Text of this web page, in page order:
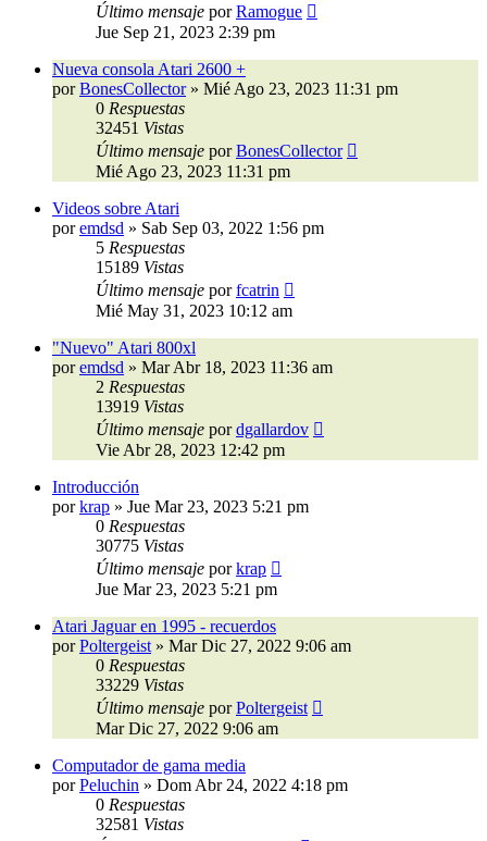
Último mensaje porRamogue
Jue Sep 21, 2023 2:39 pm
Nueva consola Atari 2600 +
porBonesCollector» Mié Ago 23, 2023 11:31 pm
0 Respuestas
32451 Vistas
Último mensaje porBonesCollector
Mié Ago 23, 2023 11:31 pm
Videos sobre Atari
poremdsd » Sab Sep 03, 2022 1:56 pm
5 Respuestas
15189 Vistas
Último mensaje porfcatrin
Mié May 31, 2023 10:12 am
"Nuevo" Atari 800xl
poremdsd » Mar Abr 18, 2023 11:36 am
2 Respuestas
13919 Vistas
Último mensaje pordgallardov
Vie Abr 28, 2023 12:42 pm
Introducción
porkrap » Jue Mar 23, 2023 5:21 pm
0 Respuestas
30775 Vistas
Último mensaje porkrap
Jue Mar 23, 2023 5:21 pm
Atari Jaguar en 1995 - recuerdos
porPoltergeist » Mar Dic 27, 2022 9:06 am
0 Respuestas
33229 Vistas
Último mensaje porPoltergeist
Mar Dic 27, 2022 9:06 am
Computador de gama media
porPeluchin » Dom Abr 24, 2022 4:18 pm
0 Respuestas
32581 Vistas